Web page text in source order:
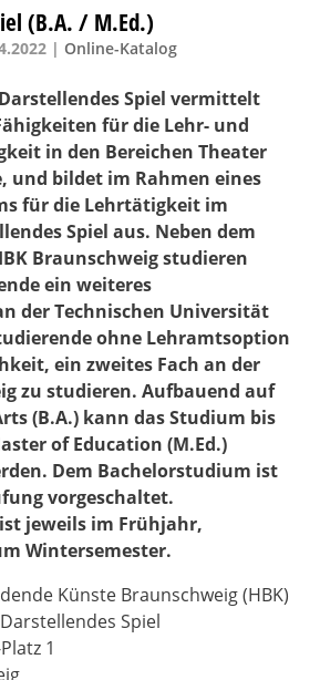
(B.A. / M.Ed.)
| Online-Katalog
Spiel vermittelt
für die Lehr- und
in den Bereichen Theater
und bildet im Rahmen eines
für die Lehrtätigkeit im
Spiel aus. Neben dem
Braunschweig studieren
ein weiteres
der Technischen Universität
ohne Lehramtsoption
ein zweites Fach an der
zu studieren. Aufbauend auf
(B.A.) kann das Studium bis
of Education (M.Ed.)
Dem Bachelorstudium ist
vorgeschaltet.
jeweils im Frühjahr,
Wintersemester.
Künste Braunschweig (HBK)
Spiel
1